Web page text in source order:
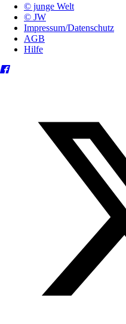
© junge Welt
© JW
Impressum/Datenschutz
AGB
Hilfe